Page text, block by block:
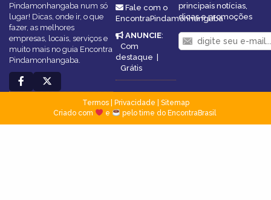
Pindamonhangaba num só
lugar! Dicas, onde ir, o que
fazer, as melhores
empresas, locais, serviços e
muito mais no guia Encontra
Pindamonhangaba.
Fale com o
EncontraPindamonhangaba
ANUNCIE:
Com
destaque |
Grátis
principais notícias,
dicas e promoções
Termos| Privacidade
Sitemap
Criado com
e pelo time do EncontraBrasil